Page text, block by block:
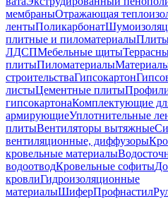
мембраныОтражающая
лентыПоликарбонат
плитные и пиломатериалы
ЛДСПМебельные щиты
плитыПиломатериалы
строительстваГипсокартон
листыЦементные плиты
гипсокартонаКомплектующие
армирующиеУплотнительные
плитыВентиляторы вытяжные
вентиляционные, диффузоры
кровельные материалы
водоотводКровельные софиты
кровлиГидроизоляционные
материалыШиферПрофнастил